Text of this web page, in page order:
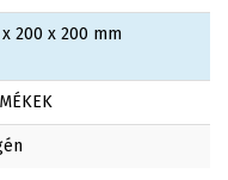
200 x 200 mm